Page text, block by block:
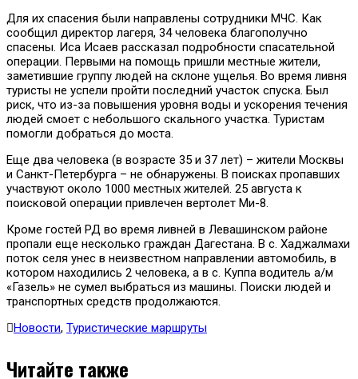
Для их спасения были направлены сотрудники МЧС. Как
сообщил директор лагеря, 34 человека благополучно
спасены. Иса Исаев рассказал подробности спасательной
операции. Первыми на помощь пришли местные жители,
заметившие группу людей на склоне ущелья. Во время ливня
туристы не успели пройти последний участок спуска. Был
риск, что из-за повышения уровня воды и ускорения течения
людей смоет с небольшого скального участка. Туристам
помогли добраться до моста.
Еще два человека (в возрасте 35 и 37 лет) – жители Москвы
и Санкт-Петербурга – не обнаружены. В поисках пропавших
участвуют около 1000 местных жителей. 25 августа к
поисковой операции привлечен вертолет Ми-8.
Кроме гостей РД во время ливней в Левашинском районе
пропали еще несколько граждан Дагестана. В с. Хаджалмахи
поток селя унес в неизвестном направлении автомобиль, в
котором находились 2 человека, а в с. Куппа водитель а/м
«Газель» не сумел выбраться из машины. Поиски людей и
транспортных средств продолжаются.
Новости, Туристические маршруты
Читайте также